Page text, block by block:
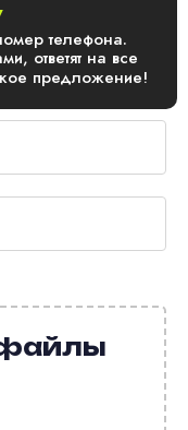
телефона.
ответят на все
предложение!